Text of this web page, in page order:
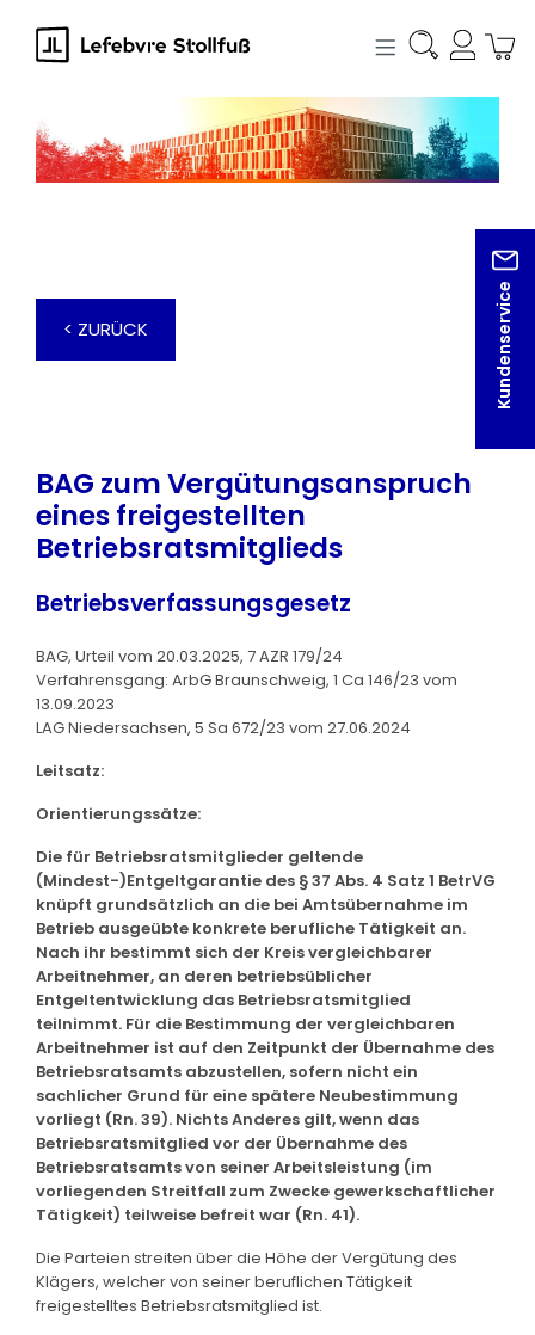
springen
Kundenservice
< ZURÜCK
BAG zum Vergütungsanspruch
eines freigestellten
Betriebsratsmitglieds
Betriebsverfassungsgesetz
BAG, Urteil vom 20.03.2025, 7 AZR 179/24
Verfahrensgang: ArbG Braunschweig, 1 Ca 146/23 vom
13.09.2023
LAG Niedersachsen, 5 Sa 672/23 vom 27.06.2024
Leitsatz:
Orientierungssätze:
Die für Betriebsratsmitglieder geltende
(Mindest-)Entgeltgarantie des § 37 Abs. 4 Satz 1 BetrVG
knüpft grundsätzlich an die bei Amtsübernahme im
Betrieb ausgeübte konkrete berufliche Tätigkeit an.
Nach ihr bestimmt sich der Kreis vergleichbarer
Arbeitnehmer, an deren betriebsüblicher
Entgeltentwicklung das Betriebsratsmitglied
teilnimmt. Für die Bestimmung der vergleichbaren
Arbeitnehmer ist auf den Zeitpunkt der Übernahme des
Betriebsratsamts abzustellen, sofern nicht ein
sachlicher Grund für eine spätere Neubestimmung
vorliegt (Rn. 39). Nichts Anderes gilt, wenn das
Betriebsratsmitglied vor der Übernahme des
Betriebsratsamts von seiner Arbeitsleistung (im
vorliegenden Streitfall zum Zwecke gewerkschaftlicher
Tätigkeit) teilweise befreit war (Rn. 41).
Die Parteien streiten über die Höhe der Vergütung des
Klägers, welcher von seiner beruflichen Tätigkeit
freigestelltes Betriebsratsmitglied ist.